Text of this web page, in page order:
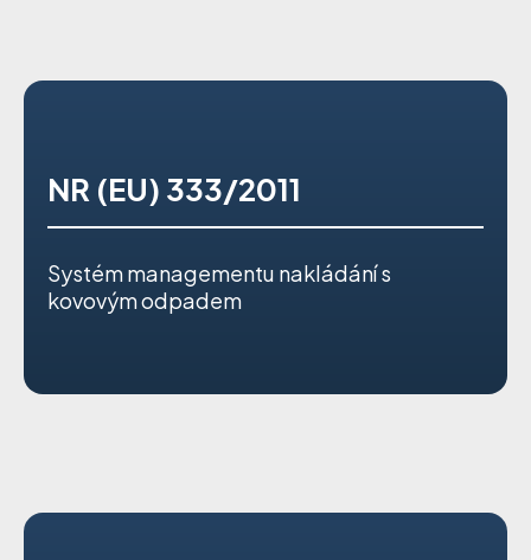
NR (EU) 333/2011
Systém managementu nakládání s
kovovým odpadem